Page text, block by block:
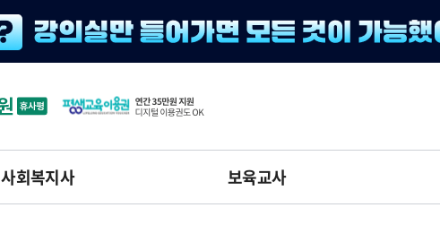
사회복지사 보육교사